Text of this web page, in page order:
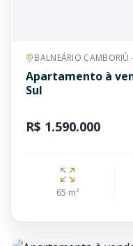
BALNEÁRIO CAMBORIÚ
Apartamento à
Sul
R$ 1.590.000
65 m²